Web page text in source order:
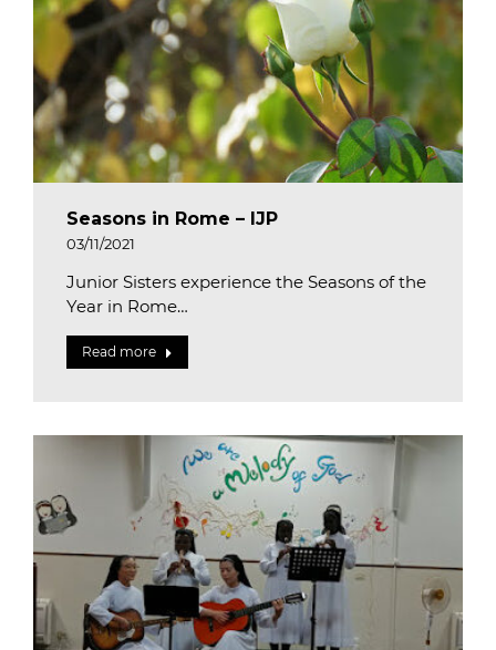
Seasons in Rome – IJP
03/11/2021
Junior Sisters experience the Seasons of the
Year in Rome…
Read more